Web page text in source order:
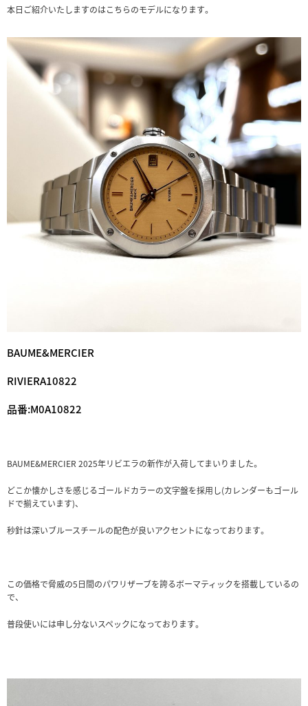
本日ご紹介いたしますのはこちらのモデルになります。
BAUME&MERCIER
RIVIERA10822
品番:M0A10822
BAUME&MERCIER 2025年リビエラの新作が入荷してまいりました。
どこか懐かしさを感じるゴールドカラーの文字盤を採用し(カレンダーもゴール
ドで揃えています)、
秒針は深いブルースチールの配色が良いアクセントになっております。
この価格で脅威の5日間のパワリザーブを誇るボーマティックを搭載しているの
で、
普段使いには申し分ないスペックになっております。